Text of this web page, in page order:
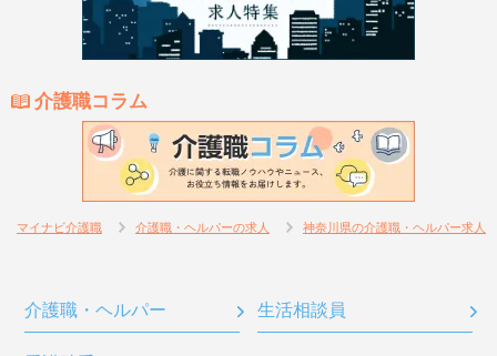
介護職コラム
マイナビ介護職 介護職・ヘルパーの求人 神奈川県の介護職・ヘルパー求人
介護職・ヘルパー 生活相談員